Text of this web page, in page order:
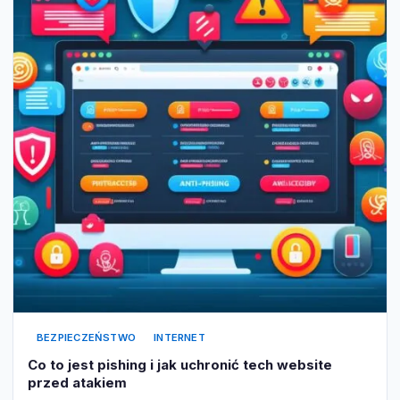
BEZPIECZEŃSTWO INTERNET
Co to jest pishing i jak uchronić tech website
przed atakiem